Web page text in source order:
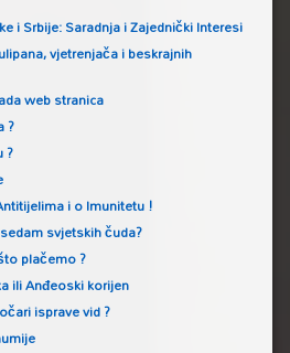
i Srbije: Saradnja i Zajednički Interesi
vjetrenjača i beskrajnih
web stranica
?
?
i o Imunitetu !
svjetskih čuda?
plačemo ?
ili Anđeoski korijen
isprave vid ?